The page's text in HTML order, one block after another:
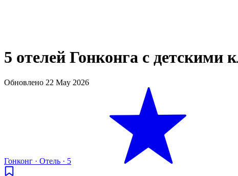
5 отелей Гонконга с детскими
Обновлено 22 May 2026
Гонконг · Отель · 5